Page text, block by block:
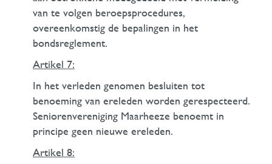
van te volgen beroepsprocedures,
overeenkomstig de bepalingen in het
bondsreglement.
Artikel 7:
In het verleden genomen besluiten tot
benoeming van ereleden worden gerespecteerd.
Seniorenvereniging Maarheeze benoemt in
principe geen nieuwe ereleden.
Artikel 8: